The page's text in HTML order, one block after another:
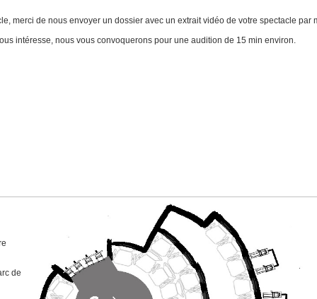
merci de nous envoyer un dossier avec un extrait vidéo de votre spectacle par
intéresse, nous vous convoquerons pour une audition de 15 min environ.
de